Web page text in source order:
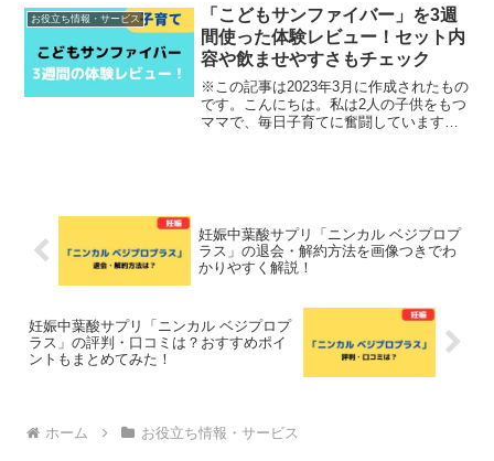
す！具体的な退会・解約の手続きはおも
ちゃのサブスク公式サイトにア...
お役立ち情報・サービス
「こどもサンファイバー」を3週
間使った体験レビュー！セット内
容や飲ませやすさもチェック
※この記事は2023年3月に作成されたもの
です。こんにちは。私は2人の子供をもつ
ママで、毎日子育てに奮闘しています。
妊娠中葉酸サプリ「ニンカル ベジプロプ
ラス」の退会・解約方法を画像つきでわ
かりやすく解説！
妊娠中葉酸サプリ「ニンカル ベジプロプ
ラス」の評判・口コミは？おすすめポイ
ントもまとめてみた！
ホーム お役立ち情報・サービス